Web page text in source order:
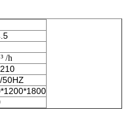
³ /h
50HZ